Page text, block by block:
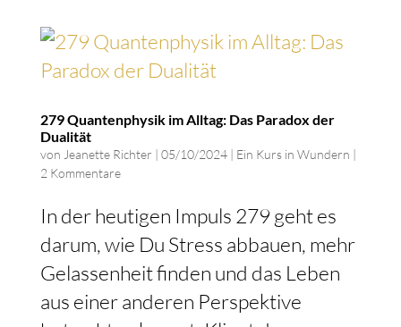
279 Quantenphysik im Alltag: Das Paradox der
Dualität
von Jeanette Richter | 05/10/2024| Ein Kurs in Wundern |
2 Kommentare
In der heutigen Impuls 279 geht es
darum, wie Du Stress abbauen, mehr
Gelassenheit finden und das Leben
aus einer anderen Perspektive